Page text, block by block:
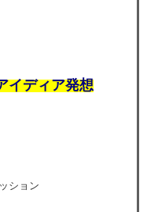
イディア発想
ション